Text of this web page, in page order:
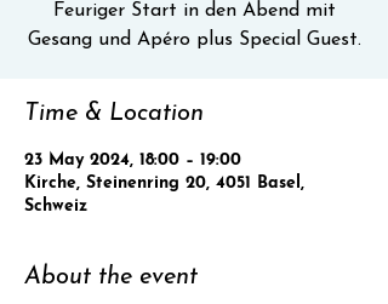
Feuriger Start in den Abend mit
Gesang und Apéro plus Special Guest.
Time & Location
23 May 2024, 18:00 – 19:00
Kirche, Steinenring 20, 4051 Basel,
Schweiz
About the event